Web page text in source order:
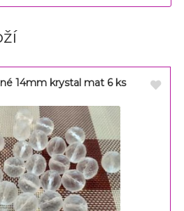
14mm krystal mat 6 ks